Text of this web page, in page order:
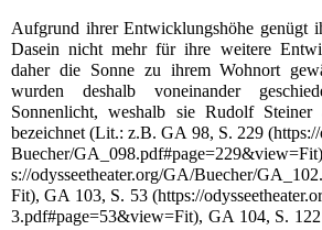
Aufgrund ihrer Entwicklungshöhe genügt
Dasein nicht mehr für ihre weitere
daher die Sonnezu ihrem Wohnort
wurden deshalb voneinander
Sonnenlicht, weshalb sie Rudolf Steiner
bezeichnet (Lit.: z.B.GA 98, S. 229
,GA 103, S. 53
, GA 104, S. 122